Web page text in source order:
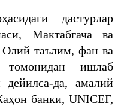
дастурлар
Мактабгача ва
Олий таълим, фан ва
томонидан ишлаб
дейилса-да, амалий
банки, UNICEF,